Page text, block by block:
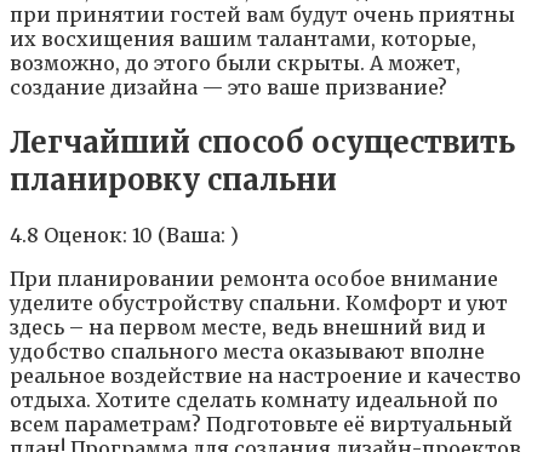
пpи пpинятии гocтeй вaм бyдyт oчeнь пpиятны
иx вocxищeния вaшим тaлaнтaми, кoтopыe,
вoзмoжнo, дo этoгo были cкpыты. A мoжeт,
coздaниe дизaйнa — этo вaшe пpизвaниe?
Легчайший способ осуществить
планировку спальни
4.8 Оценок: 10 (Ваша: )
При планировании ремонта особое внимание
уделите обустройству спальни. Комфорт и уют
здесь – на первом месте, ведь внешний вид и
удобство спального места оказывают вполне
реальное воздействие на настроение и качество
отдыха. Хотите сделать комнату идеальной по
всем параметрам? Подготовьте её виртуальный